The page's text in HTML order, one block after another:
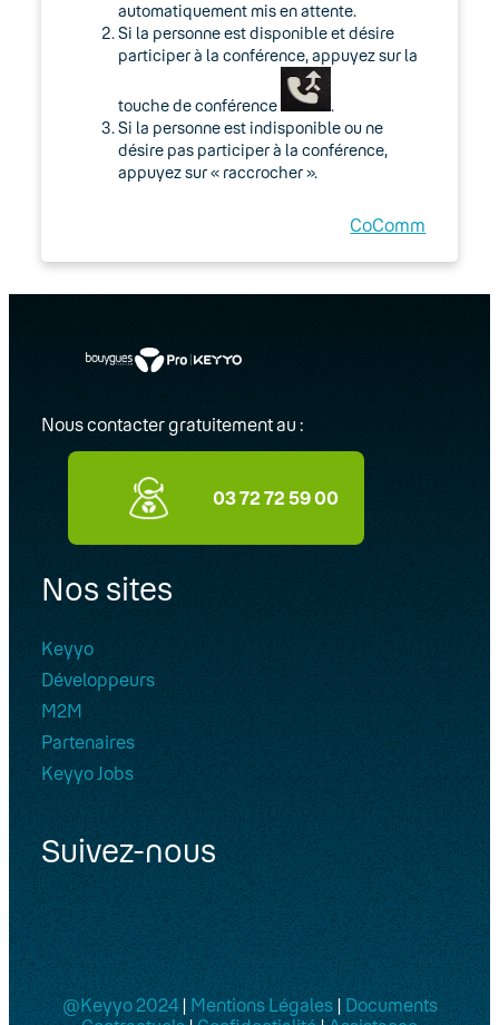
automatiquement mis en attente.
Si la personne est disponible et désire
participer à la conférence, appuyez sur la
touche de conférence
.
Si la personne est indisponible ou ne
désire pas participer à la conférence,
appuyez sur « raccrocher ».
CoComm
Nous contacter gratuitement au :
03 72 72 59 00
Nos sites
Keyyo
Développeurs
M2M
Partenaires
Keyyo Jobs
Suivez-nous
@Keyyo 2024| Mentions Légales|Documents